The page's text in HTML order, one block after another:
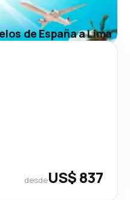
de España a Lima
desdeUS$ 837